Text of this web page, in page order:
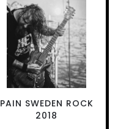
PAIN SWEDEN ROCK
2018